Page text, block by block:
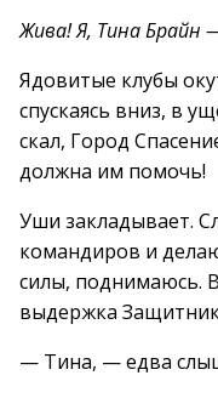
Жива! Я, Тина Брайн
Ядовитые клубы
спускаясь вниз, в
скал, Город
должна им помочь!
Уши закладывает.
командиров и
силы, поднимаюсь.
выдержка
— Тина, — едва